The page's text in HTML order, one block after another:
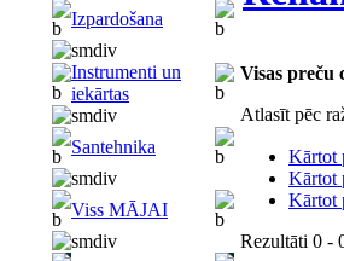
Izpardošana
Instrumenti un
iekārtas
Santehnika
Viss MĀJAI
Visas preču
Atlasīt pēc
Kārtot
Kārtot
Kārtot
Rezultāti 0 -